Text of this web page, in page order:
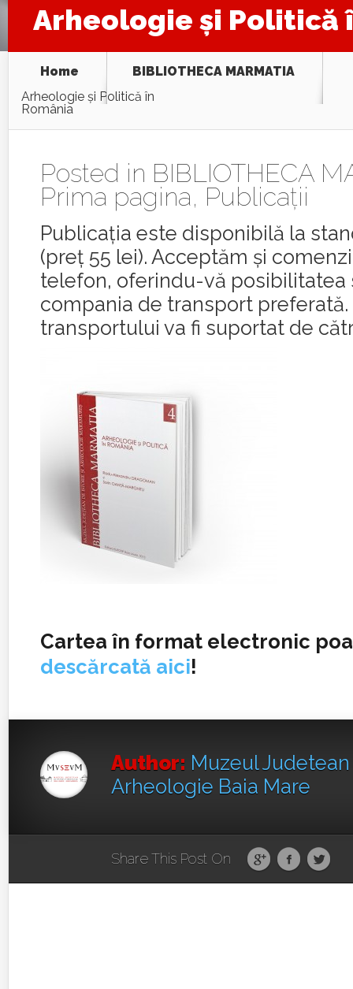
Arheologie şi Politică
Home
BIBLIOTHECA MARMATIA
Arheologie şi Politică în
România
Posted in BIBLIOTHECA
Prima pagina, Publicaţii
Publicația este disponibilă la
(preț 55 lei). Acceptăm și
telefon, oferindu-vă posibilitatea
compania de transport preferată.
transportului va fi suportat de
Cartea în format electronic
descărcată aici!
Author: Muzeul
Arheologie Baia Mare
Share This Post On